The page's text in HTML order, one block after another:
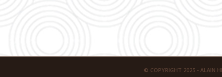
© COPYRIGHT 2025 - ALAIN